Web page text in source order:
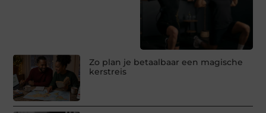
Zo plan je betaalbaar een magische
kerstreis